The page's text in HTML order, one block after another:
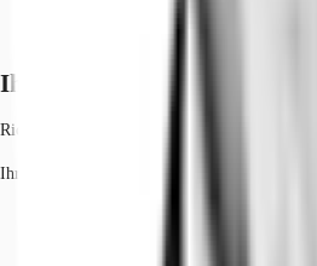
Ihr Kontakt
Richard Steimel
Ihr Kontakt